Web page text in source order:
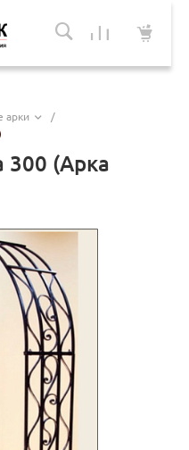
арки
/
300 (Арка